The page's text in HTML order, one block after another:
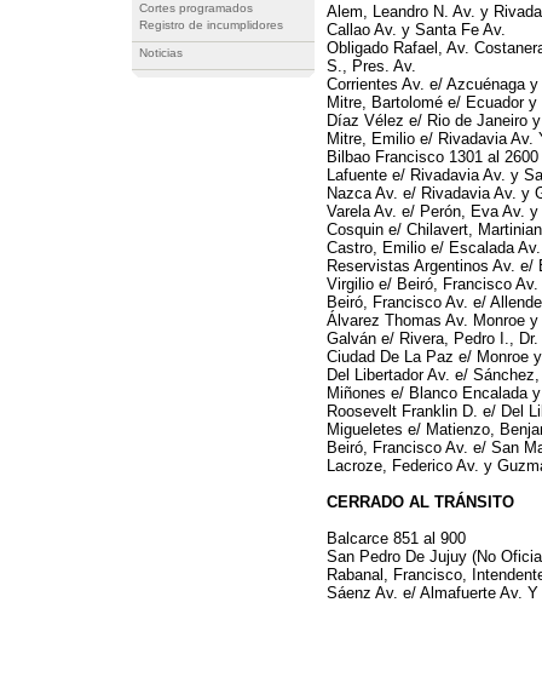
Cortes programados
Registro de incumplidores
Noticias
Alem, Leandro N. Av. y
Callao Av. y Santa Fe Av.
Obligado Rafael, Av.
S., Pres. Av.
Corrientes Av. e/ Azcuénaga
Mitre, Bartolomé e/ Ecuador y
Díaz Vélez e/ Rio de Janeiro
Mitre, Emilio e/ Rivadavia Av.
Bilbao Francisco 1301 al 2600
Lafuente e/ Rivadavia Av. y
Nazca Av. e/ Rivadavia Av. y
Varela Av. e/ Perón, Eva Av.
Cosquin e/ Chilavert,
Castro, Emilio e/ Escalada
Reservistas Argentinos Av. e/
Virgilio e/ Beiró, Francisco
Beiró, Francisco Av. e/
Álvarez Thomas Av. Monroe
Galván e/ Rivera, Pedro I.,
Ciudad De La Paz e/ Monroe
Del Libertador Av. e/
Miñones e/ Blanco Encalada
Roosevelt Franklin D. e/ Del
Migueletes e/ Matienzo,
Beiró, Francisco Av. e/ San
Lacroze, Federico Av. y
CERRADO AL TRÁNSITO
Balcarce 851 al 900
San Pedro De Jujuy (No
Rabanal, Francisco,
Sáenz Av. e/ Almafuerte Av.